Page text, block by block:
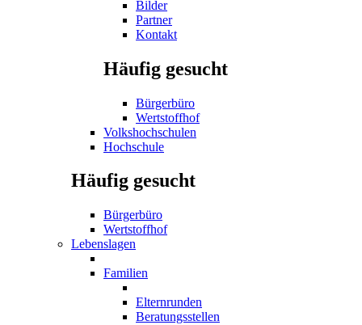
Bilder
Partner
Kontakt
Häufig gesucht
Bürgerbüro
Wertstoffhof
Volkshochschulen
Hochschule
Häufig gesucht
Bürgerbüro
Wertstoffhof
Lebenslagen
Familien
Elternrunden
Beratungsstellen